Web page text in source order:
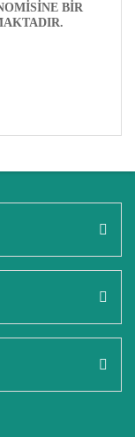
BİR
öneri